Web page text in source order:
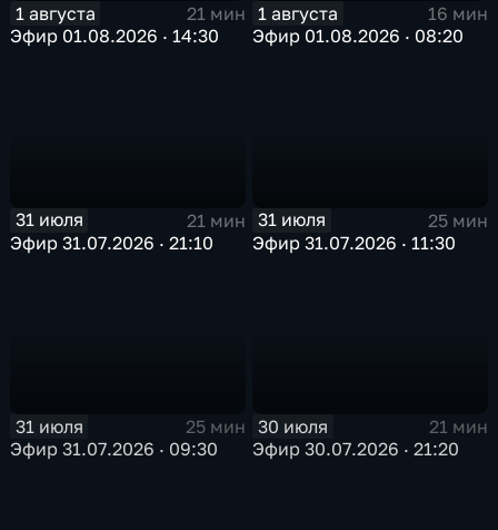
1 августа
21 мин
Эфир 01.08.2026 · 14:30
1 августа
16 мин
Эфир 01.08.2026 · 08:20
31 июля
21 мин
Эфир 31.07.2026 · 21:10
31 июля
25 мин
Эфир 31.07.2026 · 11:30
31 июля
25 мин
Эфир 31.07.2026 · 09:30
30 июля
21 мин
Эфир 30.07.2026 · 21:20